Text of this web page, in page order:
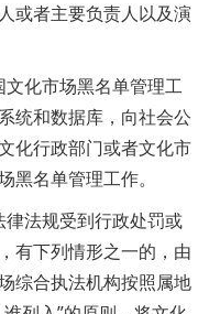
或者主要负责人以及演
化市场黑名单管理工
统和数据库，向社会公
化行政部门或者文化市
黑名单管理工作。
法规受到行政处罚或
有下列情形之一的，由
综合执法机构按照属地